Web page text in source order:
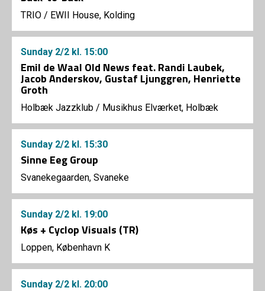
TRIO / EWII House, Kolding
Sunday 2/2 kl. 15:00
Emil de Waal Old News feat. Randi Laubek,
Jacob Anderskov, Gustaf Ljunggren, Henriette
Groth
Holbæk Jazzklub / Musikhus Elværket, Holbæk
Sunday 2/2 kl. 15:30
Sinne Eeg Group
Svanekegaarden, Svaneke
Sunday 2/2 kl. 19:00
Køs + Cyclop Visuals (TR)
Loppen, København K
Sunday 2/2 kl. 20:00